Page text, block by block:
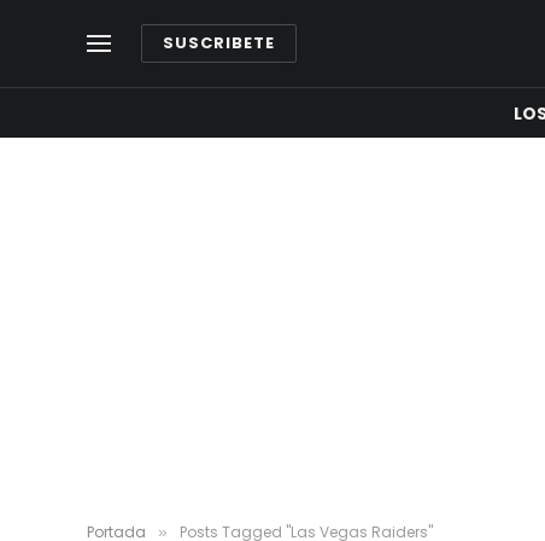
SUSCRIBETE
Portada » Posts Tagged "Las Vegas Raiders"